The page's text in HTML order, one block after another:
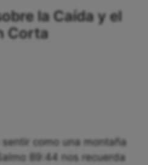
la Caída y el
Corta
como una montaña
89:44 nos recuerda